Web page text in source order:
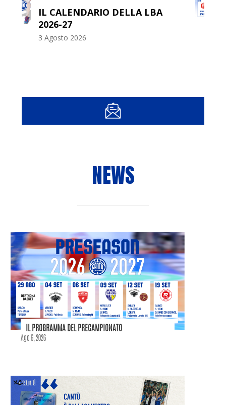
IL CALENDARIO DELLA LBA
2026-27
3 Agosto 2026
NEWS
IL PROGRAMMA DEL PRECAMPIONATO
Ago 6, 2026